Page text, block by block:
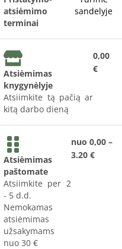
atsiėmimo
terminai
sandelyje
Atsiėmimas
knygynėlyje
Atsiimkite tą pačią ar
kitą darbo dieną
0,00
€
Atsiėmimas
paštomate
Atsiimkite per 2
- 5 d.d.
Nemokamas
atsiėmimas
užsakymams
nuo 30 €
nuo 0,00 –
3.20 €